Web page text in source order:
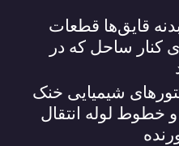
قایق‌ها قطعات
کنار ساحل که در
شیمیایی خنک
خطوط لوله انتقال